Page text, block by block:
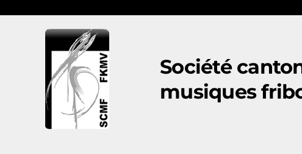
Accéder au contenu principal
Société
musiques